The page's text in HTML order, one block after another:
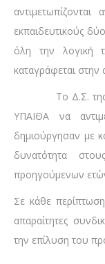
εκπαιδευτικούς
όλη την λογική
καταγράφεται στην
Το Δ.Σ. της
ΥΠΑΙΘΑ να
δημιούργησαν με
δυνατότητα
προηγούμενων
Σε κάθε
απαραίτητες
την επίλυση του